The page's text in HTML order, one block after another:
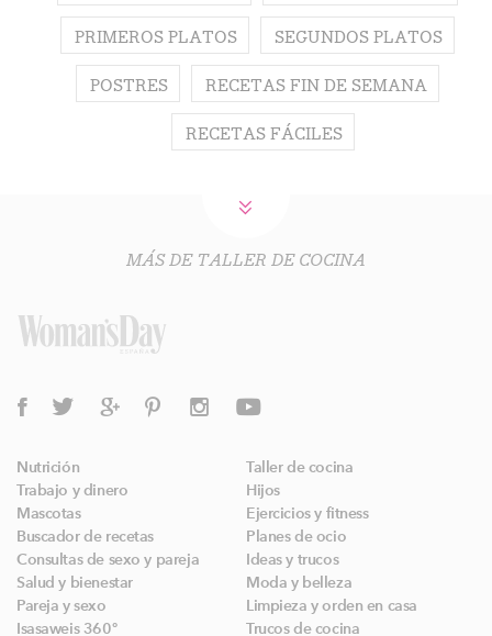
PRIMEROS PLATOS SEGUNDOS PLATOS
POSTRES RECETAS FIN DE SEMANA
RECETAS FÁCILES
MÁS DE TALLER DE COCINA
Nutrición
Taller de cocina
Trabajo y dinero
Hijos
Mascotas
Ejercicios y fitness
Buscador de recetas
Planes de ocio
Consultas de sexo y pareja
Ideas y trucos
Salud y bienestar
Moda y belleza
Pareja y sexo
Limpieza y orden en casa
Isasaweis 360º
Trucos de cocina